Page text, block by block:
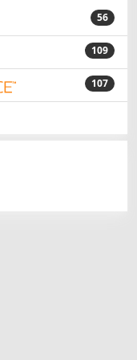
56
109
107